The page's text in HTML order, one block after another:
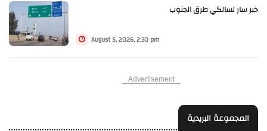
خبر سار لسالكي طرق الجنوب
August 5, 2026, 2:30 pm
Advertisement
المجموعة البريدية